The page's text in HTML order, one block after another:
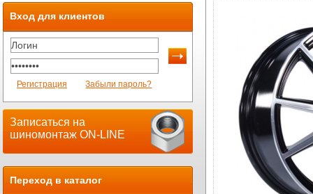
Вход для клиентов
Регистрация Забыли пароль?
Записаться на
шиномонтаж ON-LINE
Переход в каталог